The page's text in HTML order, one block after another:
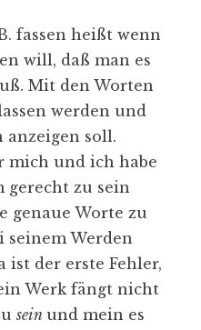
fassen heißt wenn
will, daß man es
Mit den Worten
werden und
anzeigen soll.
mich und ich habe
zu sein
genaue Worte zu
seinem Werden
ist der erste Fehler,
Werk fängt nicht
sein und mein es